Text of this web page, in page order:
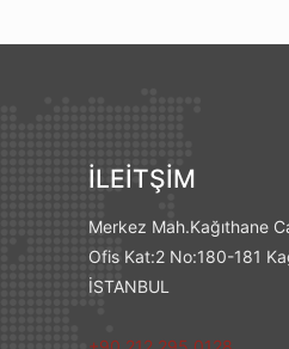
İLEİTŞİM
Merkez Mah.Kağıthane
Ofis Kat:2 No:180-181
İSTANBUL